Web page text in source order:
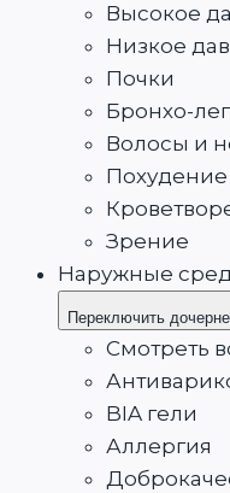
Высокое
Низкое
Почки
Бронхо-
Волосы и
Похудение
Зрение
Наружные
Переключить
Смотреть
BIA гели
Аллергия